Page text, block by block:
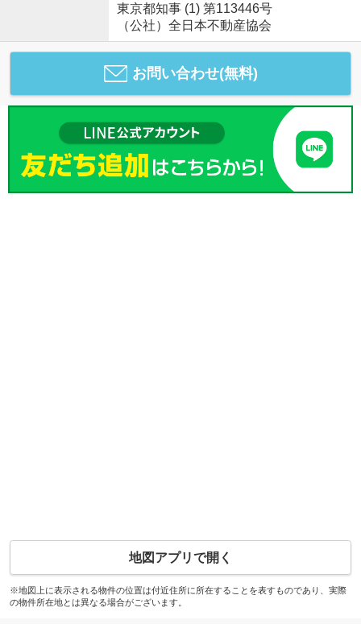
東京都知事 (1) 第113446号
（公社）全日本不動産協会
お問い合わせ(無料)
地図アプリで開く
※地図上に表示される物件の位置は付近住所に所在することを表すものであり、実際
の物件所在地とは異なる場合がございます。